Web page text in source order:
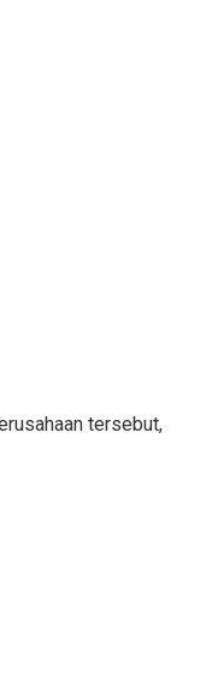
tersebut,